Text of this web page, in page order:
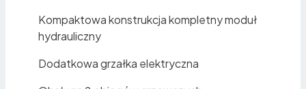
Kompaktowa konstrukcja kompletny moduł
hydrauliczny
Dodatkowa grzałka elektryczna